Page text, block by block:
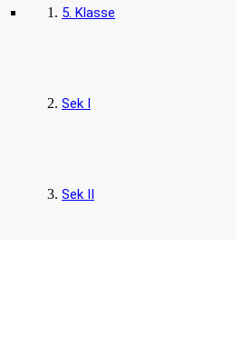
5. Klasse
Sek I
Sek II